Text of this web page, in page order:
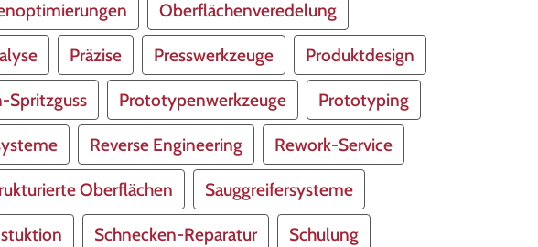
Oberflächenveredelung
Präzise Presswerkzeuge Produktdesign
Spritzguss Prototypenwerkzeuge Prototyping
Reverse Engineering Rework-Service
Oberflächen Sauggreifersysteme
Schnecken-Reparatur Schulung